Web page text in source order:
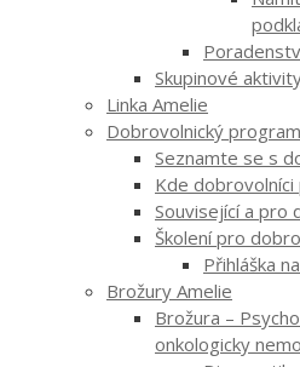
Skupinové
Linka Amelie
Dobrovolnický program
Seznamte se s
Kde
Související a pro
Školení pro
Přihláška
Brožury Amelie
Brožura –
onkologicky